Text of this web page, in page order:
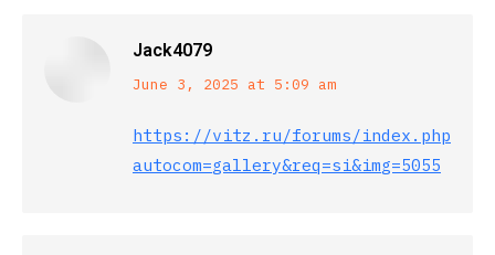
Jack4079
says:
June 3, 2025 at 5:09 am
https://vitz.ru/forums/index.php?
autocom=gallery&req=si&img=5055